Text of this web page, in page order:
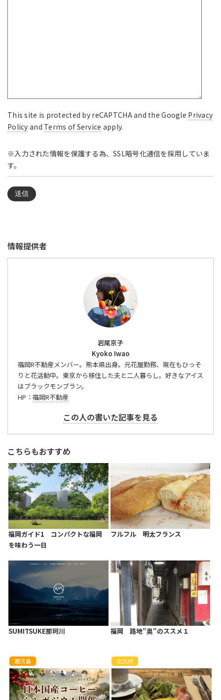
This site is protected by reCAPTCHA and the Google Privacy
Policy and Terms of Service apply.
※入力された情報を保護する為、SSL暗号化通信を採用していま
す。
情報提供者
岩尾京子
Kyoko Iwao
福岡R不動産メンバー。熊本県出身。元花屋勤務、現在もひっそ
りと花活動中。東京から移住した夫と二人暮らし。好きなアイス
はブラックモンブラン。
HP： 福岡R不動産
この人の書いた記事を見る
こちらもおすすめ
福岡ガイド1 コンパクトな福岡
を味わう一日
フルフル 明太フランス
SUMITSUKE那珂川 福岡 路地”奥”のススメ１
鹿児島 北九州